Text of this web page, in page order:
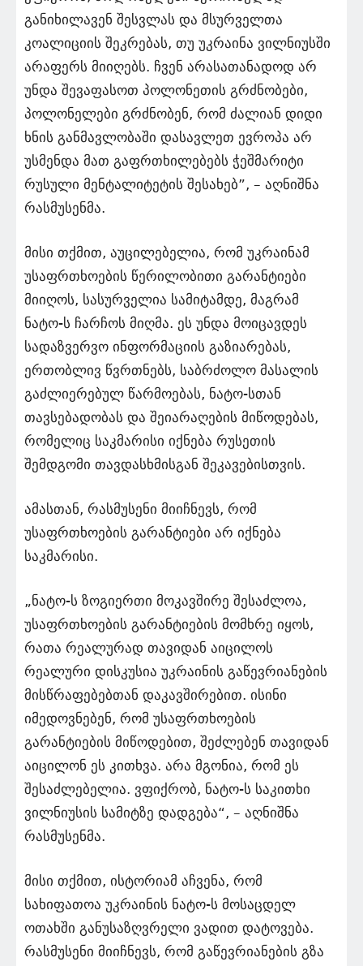
განიხილავენ შესვლას და მსურველთა
კოალიციის შეკრებას, თუ უკრაინა ვილნიუსში
არაფერს მიიღებს. ჩვენ არასათანადოდ არ
უნდა შევაფასოთ პოლონეთის გრძნობები,
პოლონელები გრძნობენ, რომ ძალიან დიდი
ხნის განმავლობაში დასავლეთ ევროპა არ
უსმენდა მათ გაფრთხილებებს ჭეშმარიტი
რუსული მენტალიტეტის შესახებ”, – აღნიშნა
რასმუსენმა.
მისი თქმით, აუცილებელია, რომ უკრაინამ
უსაფრთხოების წერილობითი გარანტიები
მიიღოს, სასურველია სამიტამდე, მაგრამ
ნატო-ს ჩარჩოს მიღმა. ეს უნდა მოიცავდეს
სადაზვერვო ინფორმაციის გაზიარებას,
ერთობლივ წვრთნებს, საბრძოლო მასალის
გაძლიერებულ წარმოებას, ნატო-სთან
თავსებადობას და შეიარაღების მიწოდებას,
რომელიც საკმარისი იქნება რუსეთის
შემდგომი თავდასხმისგან შეკავებისთვის.
ამასთან, რასმუსენი მიიჩნევს, რომ
უსაფრთხოების გარანტიები არ იქნება
საკმარისი.
„ნატო-ს ზოგიერთი მოკავშირე შესაძლოა,
უსაფრთხოების გარანტიების მომხრე იყოს,
რათა რეალურად თავიდან აიცილოს
რეალური დისკუსია უკრაინის გაწევრიანების
მისწრაფებებთან დაკავშირებით. ისინი
იმედოვნებენ, რომ უსაფრთხოების
გარანტიების მიწოდებით, შეძლებენ თავიდან
აიცილონ ეს კითხვა. არა მგონია, რომ ეს
შესაძლებელია. ვფიქრობ, ნატო-ს საკითხი
ვილნიუსის სამიტზე დადგება“, – აღნიშნა
რასმუსენმა.
მისი თქმით, ისტორიამ აჩვენა, რომ
სახიფათოა უკრაინის ნატო-ს მოსაცდელ
ოთახში განუსაზღვრელი ვადით დატოვება.
რასმუსენი მიიჩნევს, რომ გაწევრიანების გზა